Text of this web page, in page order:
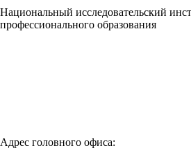
Национальный исследовательский
профессионального образования
Адрес головного офиса: